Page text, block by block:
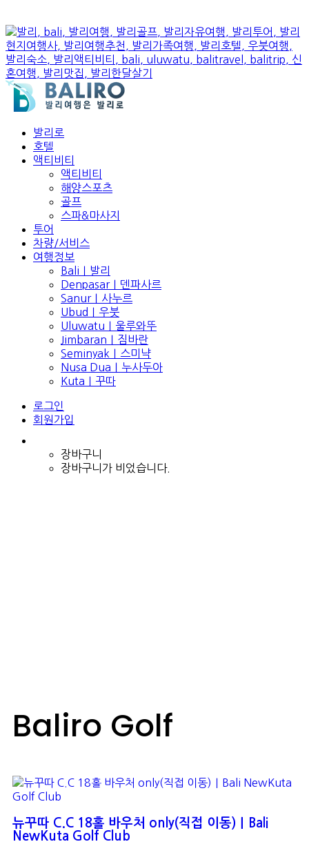
발리로
호텔
액티비티
액티비티
해양스포츠
골프
스파&마사지
투어
차량/서비스
여행정보
Bali｜발리
Denpasar｜덴파사르
Sanur｜사누르
Ubud｜우붓
Uluwatu｜울루와뚜
Jimbaran｜짐바란
Seminyak｜스미냑
Nusa Dua｜누사두아
Kuta｜꾸따
로그인
회원가입
장바구니
장바구니가 비었습니다.
Baliro Golf
뉴꾸따 C.C 18홀 바우처 only(직접 이동)｜Bali
NewKuta Golf Club